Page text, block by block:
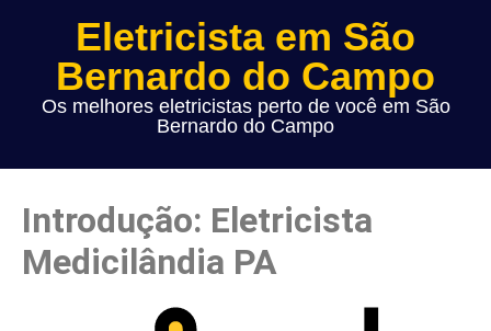
Eletricista em São
Bernardo do Campo
Os melhores eletricistas perto de você em São
Bernardo do Campo
Introdução: Eletricista
Medicilândia PA